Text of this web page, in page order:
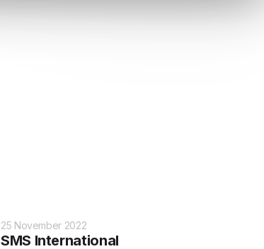
25 November 2022
SMS International